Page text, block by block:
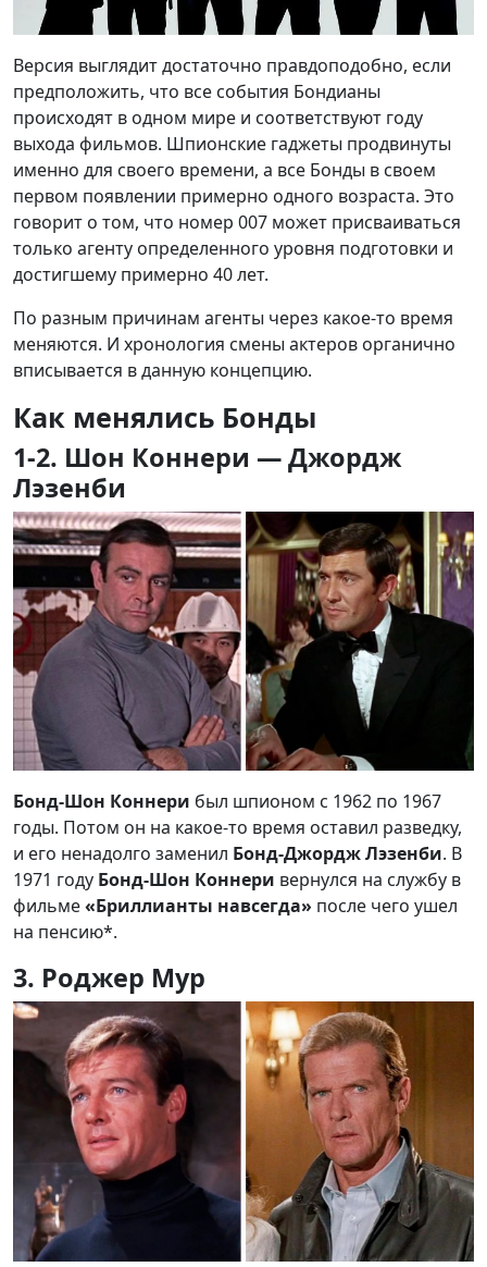
Версия выглядит достаточно правдоподобно, если
предположить, что все события Бондианы
происходят в одном мире и соответствуют году
выхода фильмов. Шпионские гаджеты продвинуты
именно для своего времени, а все Бонды в своем
первом появлении примерно одного возраста. Это
говорит о том, что номер 007 может присваиваться
только агенту определенного уровня подготовки и
достигшему примерно 40 лет.
По разным причинам агенты через какое-то время
меняются. И хронология смены актеров органично
вписывается в данную концепцию.
Как менялись Бонды
1-2. Шон Коннери — Джордж
Лэзенби
Бонд-Шон Коннери был шпионом с 1962 по 1967
годы. Потом он на какое-то время оставил разведку,
и его ненадолго заменил Бонд-Джордж Лэзенби. В
1971 году Бонд-Шон Коннери вернулся на службу в
фильме«Бриллианты навсегда» после чего ушел
на пенсию*.
3. Роджер Мур